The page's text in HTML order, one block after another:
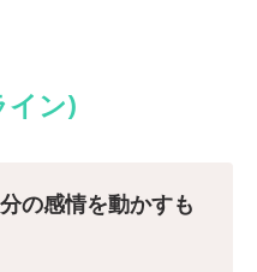
イン)
の感情を動かすも